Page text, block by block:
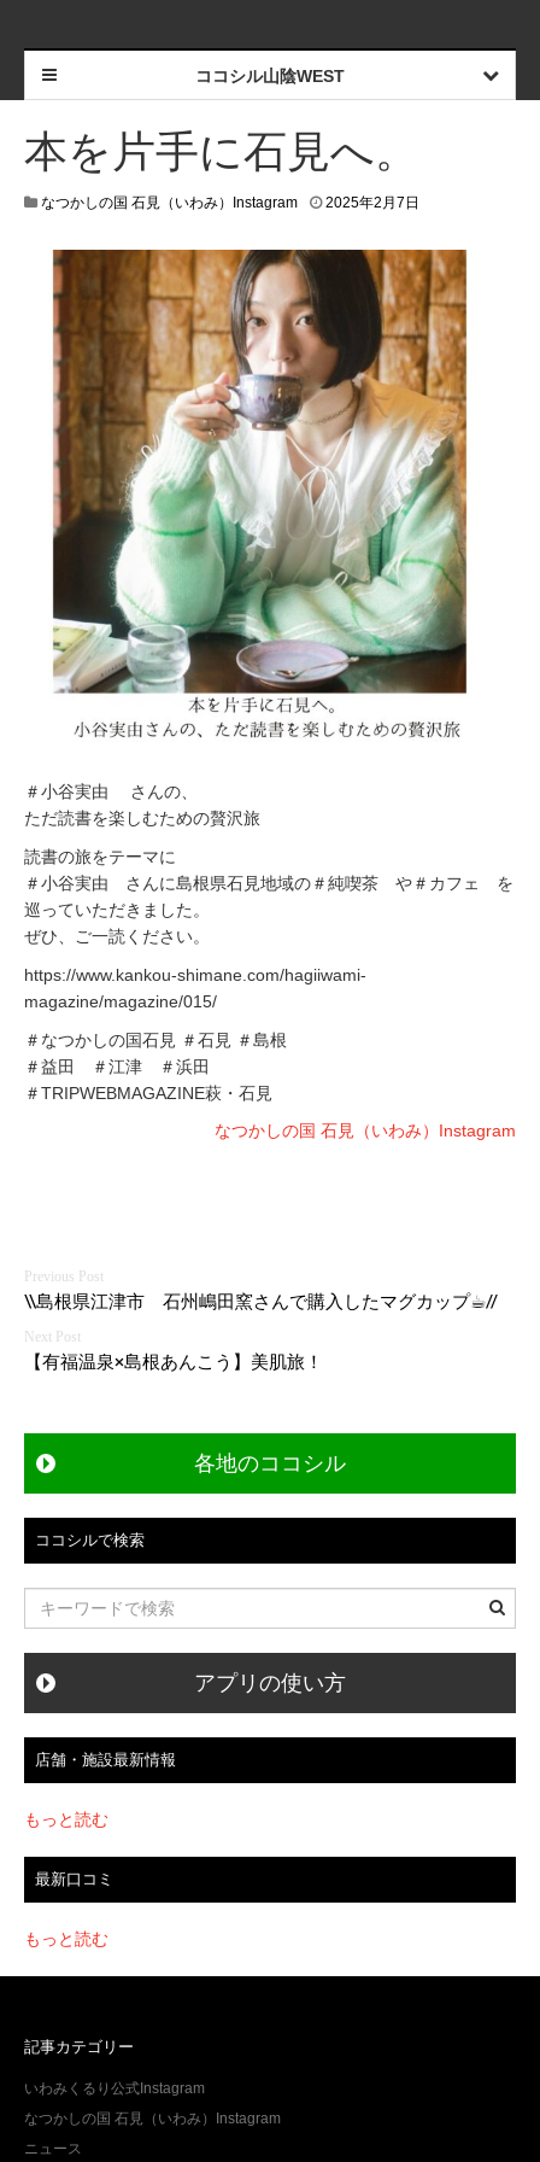
ココシル山陰WEST
本を片手に石見へ。
なつかしの国 石見（いわみ）Instagram 2025年2月7日
＃小谷実由 さんの、
ただ読書を楽しむための贅沢旅
読書の旅をテーマに
＃小谷実由 さんに島根県石見地域の＃純喫茶 や＃カフェ を
巡っていただきました。
ぜひ、ご一読ください。
https://www.kankou-shimane.com/hagiiwami-
magazine/magazine/015/
＃なつかしの国石見 ＃石見 ＃島根
＃益田 ＃江津 ＃浜田
＃TRIPWEBMAGAZINE萩・石見
なつかしの国 石見（いわみ）Instagram
投
稿
ナ
ビ
ゲ
ー
シ
ョ
ン
\\島根県江津市 石州嶋田窯さんで購入したマグカップ☕︎//
【有福温泉×島根あんこう】美肌旅！
各地のココシル
ココシルで検索
アプリの使い方
店舗・施設最新情報
もっと読む
最新口コミ
もっと読む
記事カテゴリー
いわみくるり公式Instagram
なつかしの国 石見（いわみ）Instagram
ニュース